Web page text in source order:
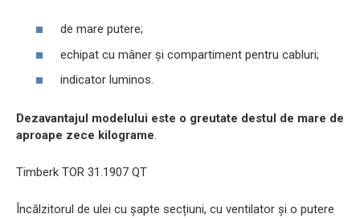
de mare putere;
echipat cu mâner și compartiment pentru cabluri;
indicator luminos.
Dezavantajul modelului este o greutate destul de mare de
aproape zece kilograme.
Timberk TOR 31.1907 QT
Încălzitorul de ulei cu șapte secțiuni, cu ventilator și o putere